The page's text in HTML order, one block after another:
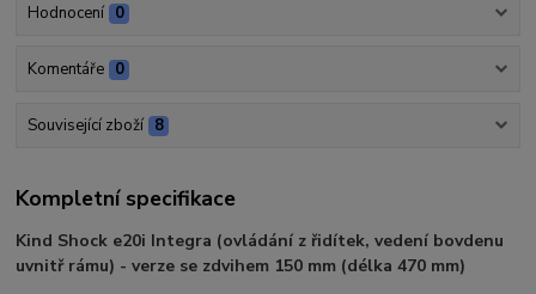
Hodnocení 0
Komentáře 0
Související zboží 8
Kompletní specifikace
Kind Shock e20i Integra (ovládání z řidítek, vedení bovdenu
uvnitř rámu) - verze se zdvihem 150 mm (délka 470 mm)